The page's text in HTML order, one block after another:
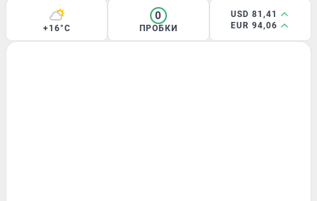
+16°C
0
ПРОБКИ
USD 81,41
EUR 94,06